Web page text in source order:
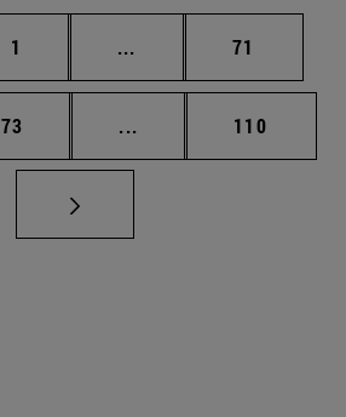
Página
1 ... Páginas intermedias
Página
71
Página
73 ... Páginas intermedias
Página
110